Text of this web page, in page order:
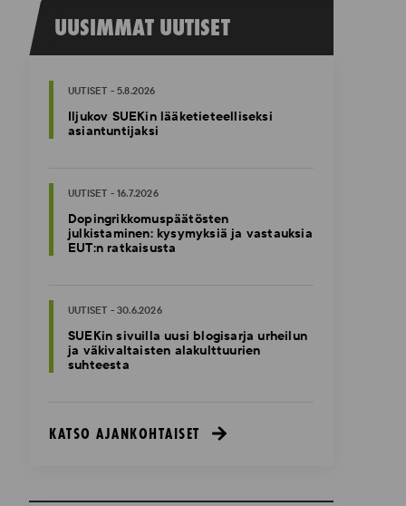
UUSIMMAT UUTISET
UUTISET - 5.8.2026
Iljukov SUEKin lääketieteelliseksi
asiantuntijaksi
UUTISET - 16.7.2026
Dopingrikkomuspäätösten
julkistaminen: kysymyksiä ja vastauksia
EUT:n ratkaisusta
UUTISET - 30.6.2026
SUEKin sivuilla uusi blogisarja urheilun
ja väkivaltaisten alakulttuurien
suhteesta
KATSO AJANKOHTAISET